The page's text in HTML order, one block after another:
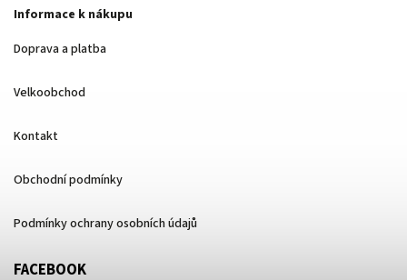
Informace k nákupu
Doprava a platba
Velkoobchod
Kontakt
Obchodní podmínky
Podmínky ochrany osobních údajů
FACEBOOK